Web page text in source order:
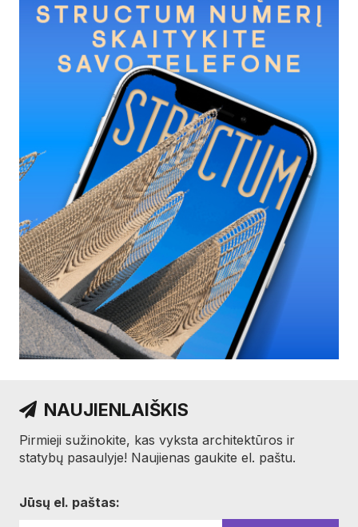
NAUJIENLAIŠKIS
Pirmieji sužinokite, kas vyksta architektūros ir
statybų pasaulyje! Naujienas gaukite el. paštu.
Jūsų el. paštas: